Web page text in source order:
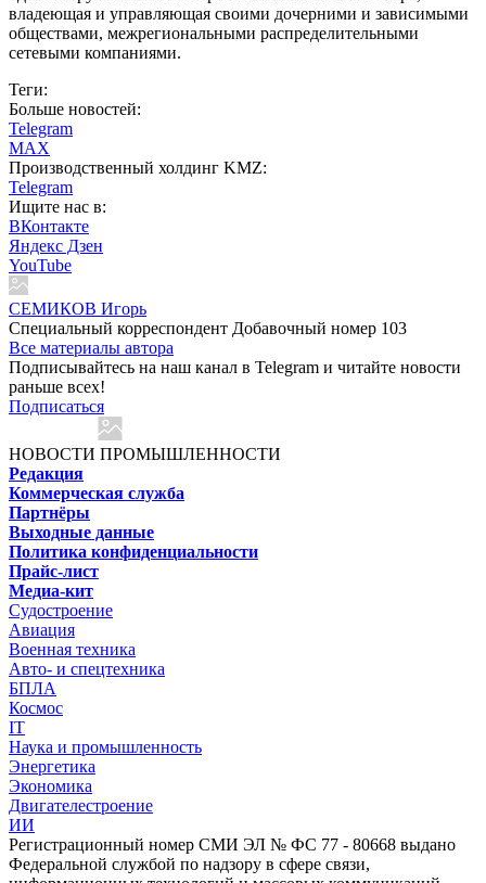
владеющая и управляющая своими дочерними и зависимыми
обществами, межрегиональными распределительными
сетевыми компаниями.
Теги:
Больше новостей:
Telegram
MAX
Производственный холдинг KMZ:
Telegram
Ищите нас в:
ВКонтакте
Яндекс Дзен
YouTube
СЕМИКОВ Игорь
Специальный корреспондент Добавочный номер 103
Все материалы автора
Подписывайтесь на наш канал в Telegram и читайте новости
раньше всех!
Подписаться
НОВОСТИ ПРОМЫШЛЕННОСТИ
Редакция
Коммерческая служба
Партнёры
Выходные данные
Политика конфиденциальности
Прайс-лист
Медиа-кит
Судостроение
Авиация
Военная техника
Авто- и спецтехника
БПЛА
Космос
IT
Наука и промышленность
Энергетика
Экономика
Двигателестроение
ИИ
Регистрационный номер СМИ ЭЛ № ФС 77 - 80668 выдано
Федеральной службой по надзору в сфере связи,